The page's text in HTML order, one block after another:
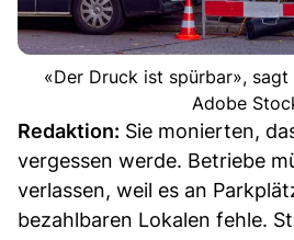
«Der Druck ist spürbar»,
Adobe
Redaktion: Sie monierten,
vergessen werde. Betriebe
verlassen, weil es an
bezahlbaren Lokalen fehle.